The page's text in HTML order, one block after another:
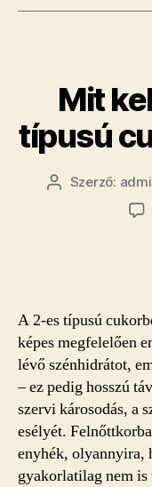
Mit
típusú
Bejegyzés
Szerző:
A 2-es típusú
képes megfelelően
lévő szénhidrátot,
– ez pedig hosszú
szervi károsodás, a
esélyét.
enyhék, olyannyira,
gyakorlatilag nem